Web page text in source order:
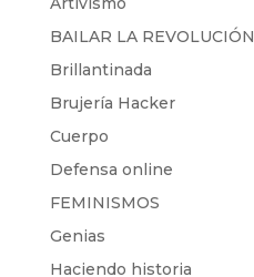
BAILAR LA REVOLUCIÓN
Brillantinada
Brujería Hacker
Cuerpo
Defensa online
FEMINISMOS
Genias
Haciendo historia